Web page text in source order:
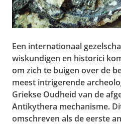
Een internationaal
wiskundigen en historici
om zich te buigen over de
meest intrigerende
Griekse Oudheid van de
Antikythera mechanisme.
omschreven als de eerste